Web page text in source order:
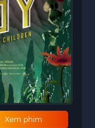
Xem phim